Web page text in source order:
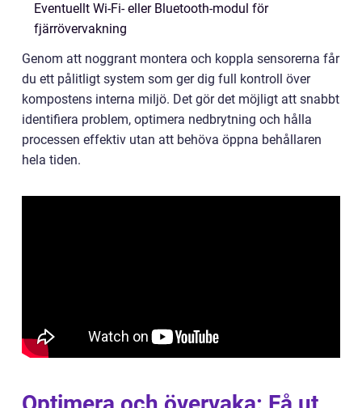
Eventuellt Wi-Fi- eller Bluetooth-modul för
fjärrövervakning
Genom att noggrant montera och koppla sensorerna får
du ett pålitligt system som ger dig full kontroll över
kompostens interna miljö. Det gör det möjligt att snabbt
identifiera problem, optimera nedbrytning och hålla
processen effektiv utan att behöva öppna behållaren
hela tiden.